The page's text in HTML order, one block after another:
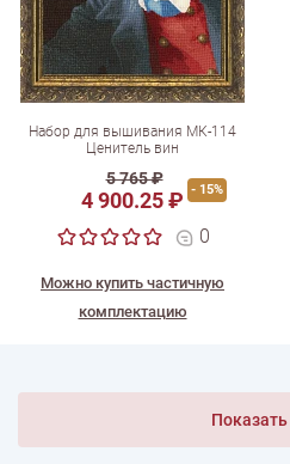
Набор для вышивания МК-114
Ценитель вин
5 765 ₽
4 900.25 ₽ - 15%
0
Можно купить частичную
комплектацию